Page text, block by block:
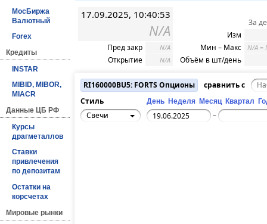
МосБиржа
Валютный
Forex
Кредиты
INSTAR
MIBID, MIBOR,
MIACR
Данные ЦБ РФ
Курсы
драгметаллов
Ставки
привлечения
по депозитам
Остатки на
корсчетах
Мировые рынки
17.09.2025, 10:40:53
N/A
Пред закр N/A
Открытие N/A
За
Изм
Мин – Макс
N/A –
Объём в шт/день
RI160000BU5: FORTS Опционы
сравнить с
Стиль
День Неделя Месяц Квартал
Свечи –